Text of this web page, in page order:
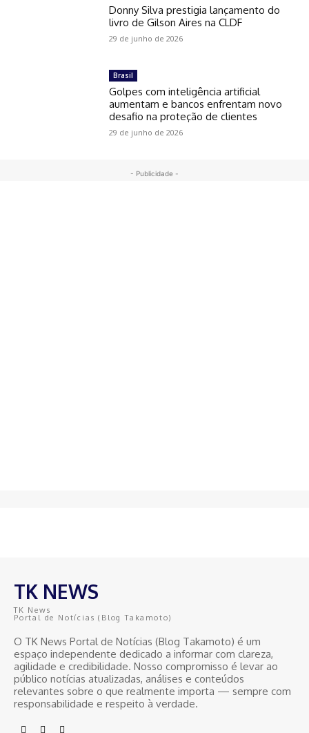
Donny Silva prestigia lançamento do
livro de Gilson Aires na CLDF
29 de junho de 2026
Brasil
Golpes com inteligência artificial
aumentam e bancos enfrentam novo
desafio na proteção de clientes
29 de junho de 2026
- Publicidade -
TK NEWS
TK News
Portal de Notícias (Blog Takamoto)
O TK News Portal de Notícias (Blog Takamoto) é um
espaço independente dedicado a informar com clareza,
agilidade e credibilidade. Nosso compromisso é levar ao
público notícias atualizadas, análises e conteúdos
relevantes sobre o que realmente importa — sempre com
responsabilidade e respeito à verdade.